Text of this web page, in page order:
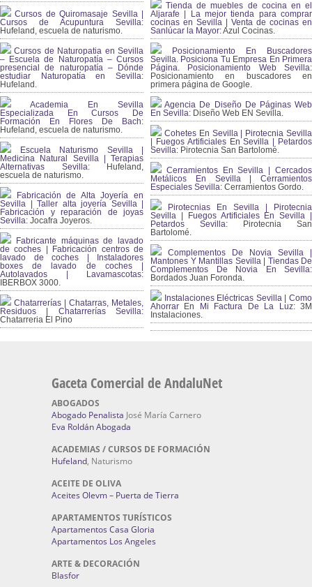
Cursos de Quiromasaje Sevilla |
Cursos de Acupuntura Sevilla:
Hufeland, escuela de naturismo.
Cursos de Naturopatia en Sevilla
– Escuela de Naturopatía – Cursos
presencial de naturopatía – Dónde
estudiar Naturopatía en Sevilla:
Hufeland.
Academia En Sevilla
Especializada En Cursos De
Formación En Flores De Bach:
Hufeland, escuela de naturismo.
Escuela Naturismo Sevilla |
Medicina Natural Sevilla | Terapias
Alternativas Sevilla: Hufeland,
escuela de naturismo.
Fabricación de Alta Joyería en
Sevilla | Taller alta joyería Sevilla |
Fabricación y reparación de joyas
Sevilla: Jocafra Joyeros.
Fabricante máquinas de lavado
de coches | Fabricación centros de
lavado de coches | Instaladores
boxes de lavado de coches |
Autolavados | Lavamascotas:
IBERBOX 3000.
Chatarrerías | Chatarras, Metales,
Residuos | Chatarrerías Sevilla:
Chatarreria El Pino
Tienda de muebles de cocina en el
Aljarafe | La mejor tienda para comprar
cocinas en Sevilla | Venta de cocinas en
Sanlúcar la Mayor:Azul Cocinas.
Posicionamiento En Buscadores
Sevilla. Posiciona Tu Empresa En Primera
Página. Posicionamiento Web Sevilla:
Posicionamiento en buscadores en
primera página de Google.
Agencia De Diseño De Páginas Web
En Sevilla: Diseño Web EN Sevilla.
Cohetes En Sevilla | Pirotecnia Sevilla
| Fuegos Artificiales En Sevilla | Petardos
Sevilla: Pirotecnia San Bartolomé.
Cerramientos En Sevilla | Cercados
Metálicos En Sevilla | Cerramientos
Especiales Sevilla: Cerramientos Gordo.
Pirotecnias En Sevilla | Pirotecnia
Sevilla | Fuegos Artificiales En Sevilla |
Petardos Sevilla: Pirotecnia San
Bartolomé.
Complementos De Novia Sevilla |
Mantones Y Mantillas Sevilla | Tiendas De
Complementos De Novia En Sevilla:
Bordados Juan Foronda.
Instalaciones Eléctricas Sevilla | Como
Ahorrar En Mi Factura De La Luz:3M
Instalaciones.
Gaceta Comercial de AndaluNet
ABOGADOS
Abogado Penalista José María Carnero
Eva Roldán Abogada
ACADEMIAS / CURSOS DE FORMACIÓN
Hufeland, Naturismo
ACEITE DE OLIVA
Aceites Olevm – Puerta de Tierra
APARTAMENTOS TURÍSTICOS
Apartamentos Casa Gloria
Apartamentos Los Angeles
ARTE & DECORACIÓN
Blasfor